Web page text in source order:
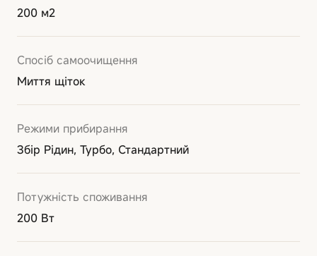
200 м2
Спосіб самоочищення
Миття щіток
Режими прибирання
Збір Рідин, Турбо, Стандартний
Потужність споживання
200 Вт